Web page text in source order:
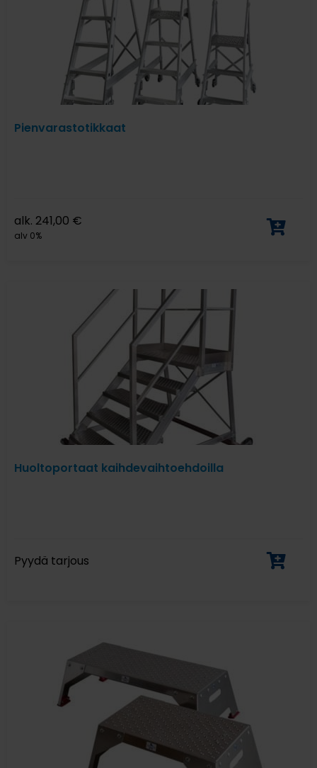
Pienvarastotikkaat
alk. 241,00 €
alv 0%
Huoltoportaat kaihdevaihtoehdoilla
Pyydä tarjous